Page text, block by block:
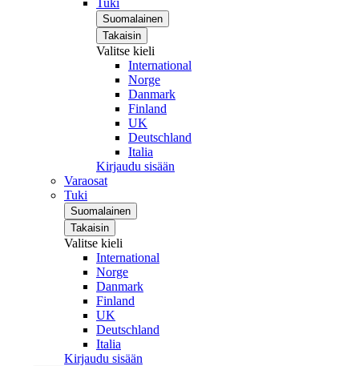
Tuki
Suomalainen
Takaisin
Valitse kieli
International
Norge
Danmark
Finland
UK
Deutschland
Italia
Kirjaudu sisään
Varaosat
Tuki
Suomalainen
Takaisin
Valitse kieli
International
Norge
Danmark
Finland
UK
Deutschland
Italia
Kirjaudu sisään